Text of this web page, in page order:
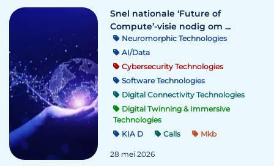
Snel nationale ‘Future of
Compute’-visie nodig om ...
Neuromorphic Technologies
AI/Data
Cybersecurity Technologies
Software Technologies
Digital Connectivity Technologies
Digital Twinning & Immersive
Technologies
KIA D
Calls Mkb
28 mei 2026